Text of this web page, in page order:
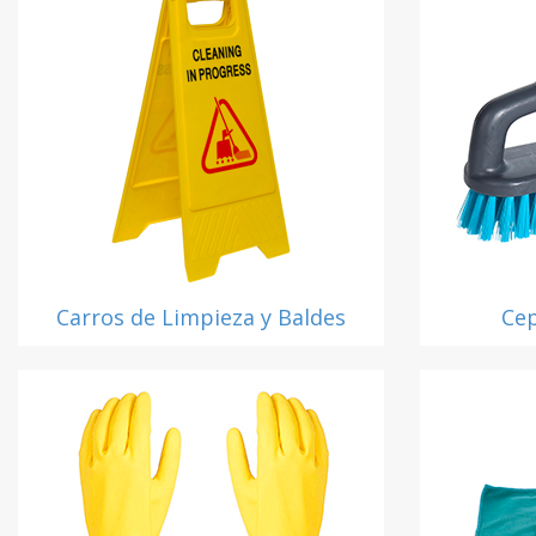
Carros de Limpieza y Baldes